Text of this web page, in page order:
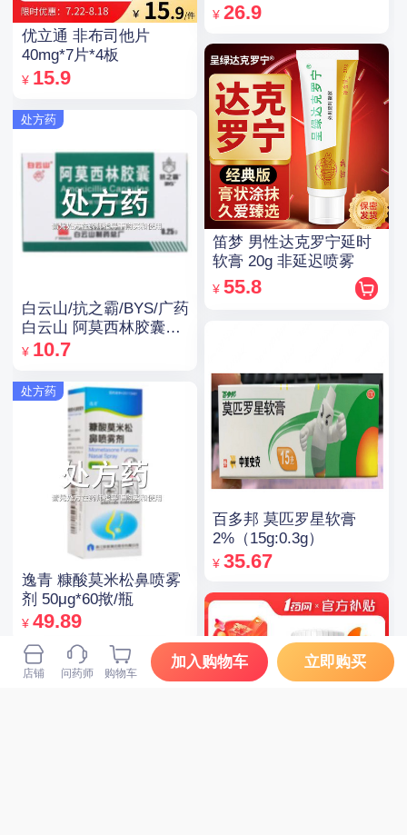
店铺 问药师 购物车
加入购物车 立即购买
优立通 非布司他片
40mg*7片*4板
¥ 15.9
处方药
白云山/抗之霸/BYS/广药
白云山 阿莫西林胶囊
0.25g*10粒*5板
¥ 10.7
处方药
逸青 糠酸莫米松鼻喷雾
剂 50μg*60揿/瓶
¥ 49.89
处方药
¥ 26.9
笛梦 男性达克罗宁延时
软膏 20g 非延迟喷雾
¥ 55.8
百多邦 莫匹罗星软膏
2%（15g:0.3g）
¥ 35.67